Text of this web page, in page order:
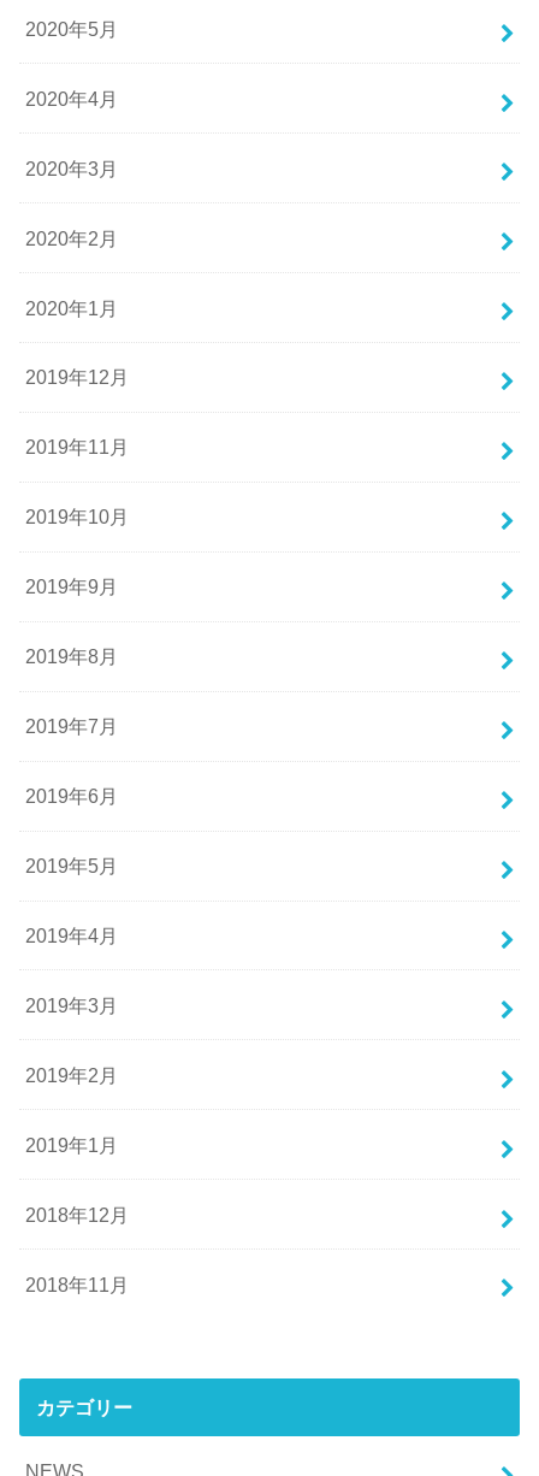
2020年5月
2020年4月
2020年3月
2020年2月
2020年1月
2019年12月
2019年11月
2019年10月
2019年9月
2019年8月
2019年7月
2019年6月
2019年5月
2019年4月
2019年3月
2019年2月
2019年1月
2018年12月
2018年11月
カテゴリー
NEWS